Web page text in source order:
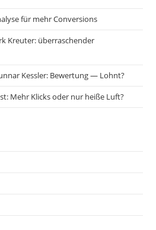
für mehr Conversions
Kreuter: überraschender
Kessler: Bewertung — Lohnt?
Mehr Klicks oder nur heiße Luft?